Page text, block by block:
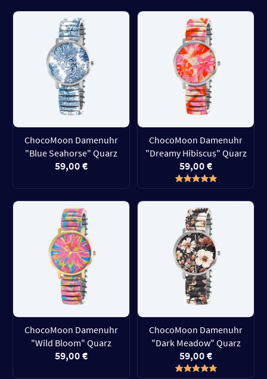
ChocoMoon Damenuhr
"Blue Seahorse" Quarz
59,00 €
ChocoMoon Damenuhr
"Dreamy Hibiscus" Quarz
59,00 €
ChocoMoon Damenuhr
"Wild Bloom" Quarz
59,00 €
ChocoMoon Damenuhr
"Dark Meadow" Quarz
59,00 €